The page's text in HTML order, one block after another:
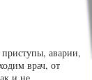
аварии,
врач, от